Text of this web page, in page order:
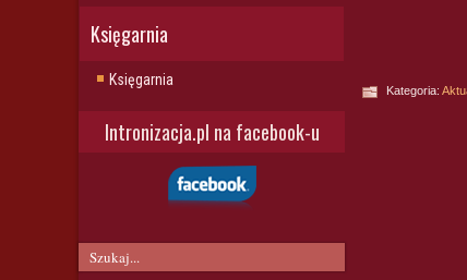
Księgarnia
Księgarnia
Intronizacja.pl na facebook-u
Kategoria: